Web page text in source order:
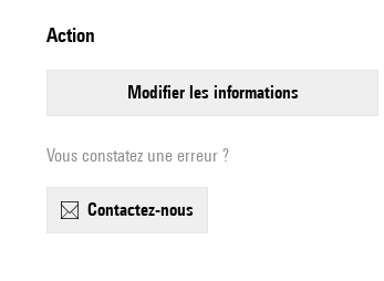
action
modifier les informations
Vous constatez une erreur ?
contactez-nous